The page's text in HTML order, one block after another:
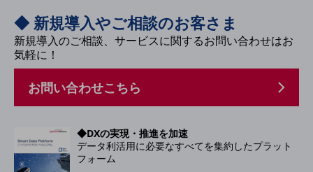
ビジネス向けスマートフォン
タフネススマートフォン
データ通信製品
5G対応ホームルーター
通信モジュール製品
◆ 新規導入やご相談のお客さま
新規導入のご相談、サービスに関するお問い合わせはお
気軽に！
お問い合わせこちら
◆DXの実現・推進を加速
データ利活用に必要なすべてを集約したプラット
フォーム